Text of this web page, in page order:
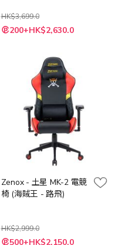
HK$3,699.0
200+HK$2,630.0
Zenox - 土星 MK-2 電競
椅 (海賊王 - 路飛)
HK$2,999.0
特 500+HK$2,150.0